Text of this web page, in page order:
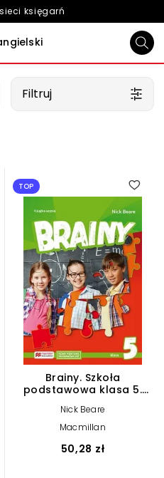
księgarń
Filtruj
TOP
Brainy. Szkoła
podstawowa klasa 5.
Nick Beare
Macmillan
50,28 zł